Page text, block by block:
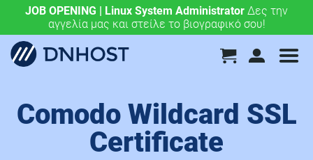
JOB OPENING | Linux System Administrator Δες την
αγγελία μας και στείλε το βιογραφικό σου!
.eu & .ευ domains μόνο 4,90 €/έτος.Χάραξε την
ευρωπαϊκή σου πορεία σήμερα!
Comodo Wildcard SSL
Certificate